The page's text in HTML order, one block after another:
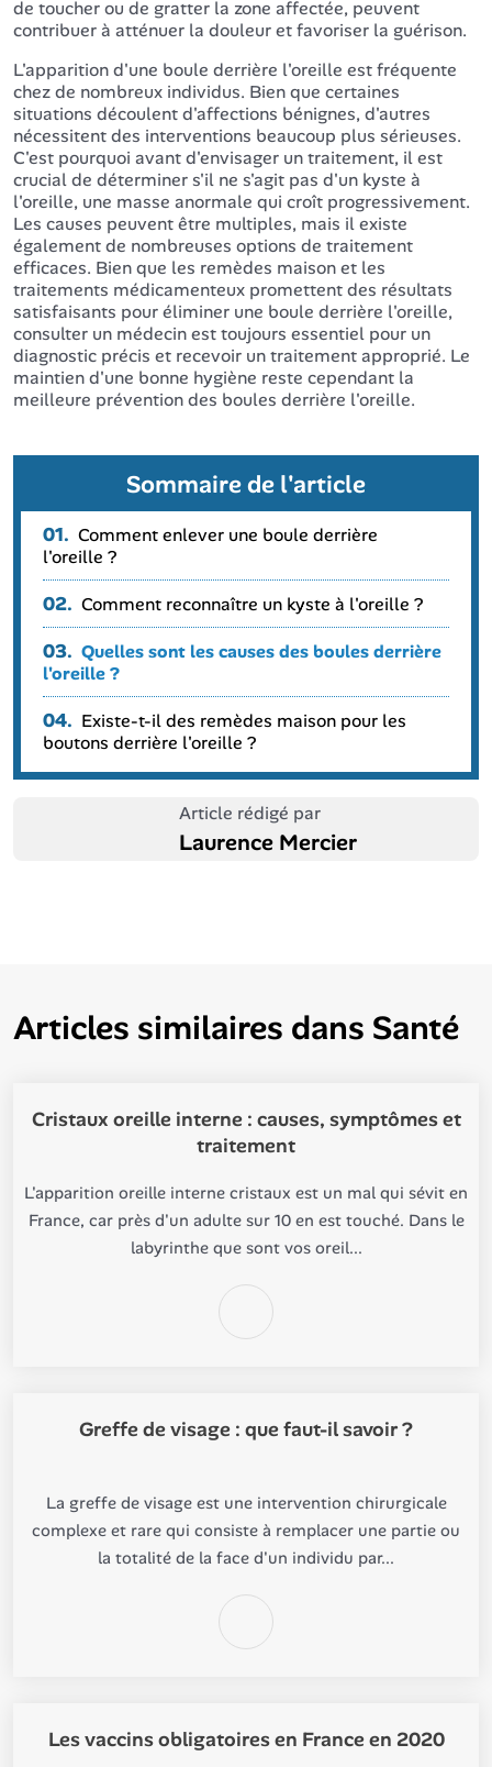
de toucher ou de gratter la zone affectée, peuvent
contribuer à atténuer la douleur et favoriser la guérison.
L'apparition d'une boule derrière l'oreille est fréquente
chez de nombreux individus. Bien que certaines
situations découlent d'affections bénignes, d'autres
nécessitent des interventions beaucoup plus sérieuses.
C'est pourquoi avant d'envisager un traitement, il est
crucial de déterminer s'il ne s'agit pas d'un kyste à
l'oreille, une masse anormale qui croît progressivement.
Les causes peuvent être multiples, mais il existe
également de nombreuses options de traitement
efficaces. Bien que les remèdes maison et les
traitements médicamenteux promettent des résultats
satisfaisants pour éliminer une boule derrière l'oreille,
consulter un médecin est toujours essentiel pour un
diagnostic précis et recevoir un traitement approprié. Le
maintien d'une bonne hygiène reste cependant la
meilleure prévention des boules derrière l'oreille.
Sommaire de l'article
01. Comment enlever une boule derrière
l'oreille ?
02. Comment reconnaître un kyste à l'oreille ?
03. Quelles sont les causes des boules derrière
l'oreille ?
04. Existe-t-il des remèdes maison pour les
boutons derrière l'oreille ?
Article rédigé par
Laurence Mercier
Articles similaires dans Santé
Cristaux oreille interne : causes, symptômes et
traitement
L'apparition oreille interne cristaux est un mal qui sévit en
France, car près d'un adulte sur 10 en est touché. Dans le
labyrinthe que sont vos oreil...
Greffe de visage : que faut-il savoir ?
La greffe de visage est une intervention chirurgicale
complexe et rare qui consiste à remplacer une partie ou
la totalité de la face d'un individu par...
Les vaccins obligatoires en France en 2020